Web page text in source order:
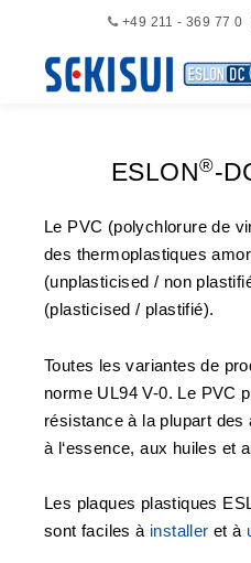
+49 211 - 369 77 0
ESLON®-
Le PVC (polychlorure de
des thermoplastiques
(unplasticised / non
(plasticised / plastifié).
Toutes les variantes de
norme UL94 V-0. Le PVC
résistance à la plupart des
à l‘essence, aux huiles et
Les plaques plastiques
sont faciles à installer et à